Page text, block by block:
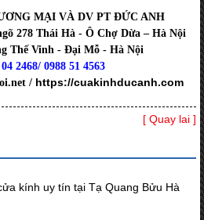
MẠI VÀ DV PT ĐỨC ANH
278 Thái Hà - Ô Chợ Dừa – Hà Nội
Thế Vinh - Đại Mỗ - Hà Nội
2468/ 0988 51 4563
/ https://cuakinhducanh.com
[ Quay lai ]
kính uy tín tại Tạ Quang Bửu Hà